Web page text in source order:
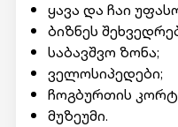
ყავა და ჩაი
ბიზნეს
საბავშვო ზონა;
ველოსიპედები;
ჩოგბურთის
მუზეუმი.